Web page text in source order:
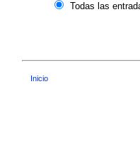
Todas las
Inicio